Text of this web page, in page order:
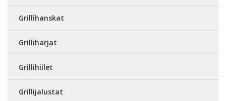
Grillihanskat
Grilliharjat
Grillihiilet
Grillijalustat